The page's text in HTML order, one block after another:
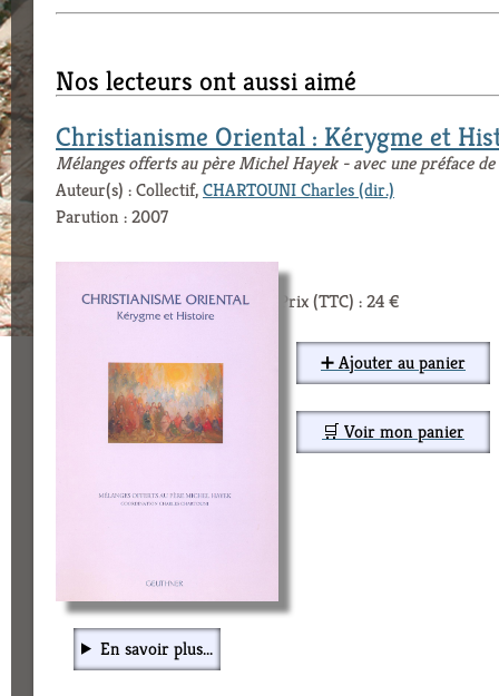
Nos lecteurs ont aussi aimé
Christianisme Oriental : Kérygme et
Mélanges offerts au père Michel Hayek - avec une préface
Auteur(s) : Collectif,CHARTOUNI Charles (dir.)
Parution : 2007
Prix (TTC) : 24 €
➕ Ajouter au panier
🛒 Voir mon panier
En savoir plus...